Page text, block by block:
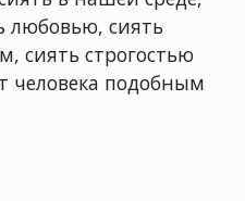
любовью, сиять
сиять строгостью
человека подобным